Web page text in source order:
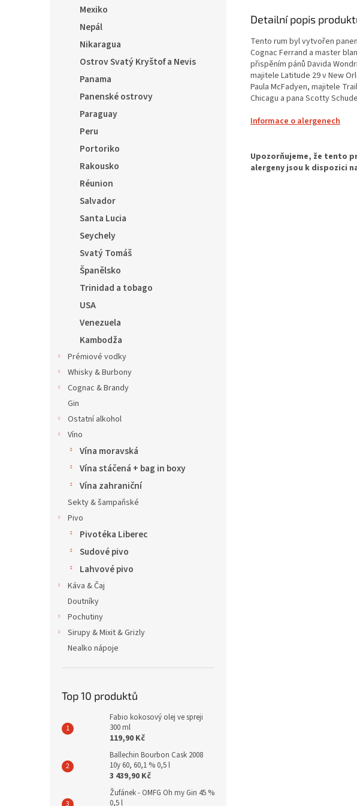
Mexiko
Nepál
Nikaragua
Ostrov Svatý Kryštof a Nevis
Panama
Panenské ostrovy
Paraguay
Peru
Portoriko
Rakousko
Réunion
Salvador
Santa Lucia
Seychely
Svatý Tomáš
Španělsko
Trinidad a tobago
USA
Venezuela
Kambodža
Prémiové vodky
Whisky & Burbony
Cognac & Brandy
Gin
Ostatní alkohol
Víno
Vína moravská
Vína stáčená + bag in boxy
Vína zahraniční
Sekty & šampaňské
Pivo
Pivotéka Liberec
Sudové pivo
Lahvové pivo
Káva & Čaj
Doutníky
Pochutiny
Sirupy & Mixit & Grizly
Nealko nápoje
Top 10 produktů
Fabio kokosový olej ve spreji
300 ml
119,90 Kč
Ballechin Bourbon Cask 2008
10y 60, 60,1 % 0,5 l
3 439,90 Kč
Žufánek - OMFG Oh my Gin 45 %
0,5 l
Detailní popis
Tento rum byl vytvořen
Cognac Ferrand a master
přispěním pánů Davida
majitele Latitude 29 v New
Paula McFadyen, majitele
Chicagu a pana Scotty
Informace o alergenech